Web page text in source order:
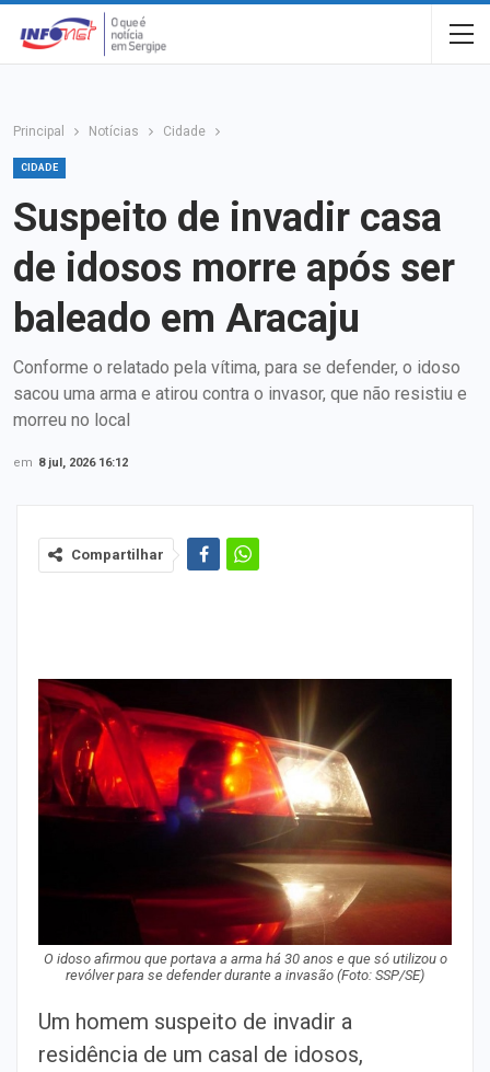
Principal Notícias Cidade
CIDADE
Suspeito de invadir casa
de idosos morre após ser
baleado em Aracaju
Conforme o relatado pela vítima, para se defender, o idoso
sacou uma arma e atirou contra o invasor, que não resistiu e
morreu no local
em 8 jul, 2026 16:12
Compartilhar
O idoso afirmou que portava a arma há 30 anos e que só utilizou o
revólver para se defender durante a invasão (Foto: SSP/SE)
Um homem suspeito de invadir a
residência de um casal de idosos,